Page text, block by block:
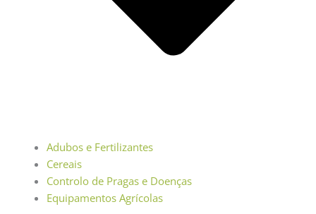
Adubos e Fertilizantes
Cereais
Controlo de Pragas e Doenças
Equipamentos Agrícolas